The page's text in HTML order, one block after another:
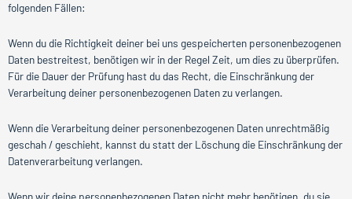
folgenden Fällen:
Wenn du die Richtigkeit deiner bei uns gespeicherten personenbezogenen
Daten bestreitest, benötigen wir in der Regel Zeit, um dies zu überprüfen.
Für die Dauer der Prüfung hast du das Recht, die Einschränkung der
Verarbeitung deiner personenbezogenen Daten zu verlangen.
Wenn die Verarbeitung deiner personenbezogenen Daten unrechtmäßig
geschah / geschieht, kannst du statt der Löschung die Einschränkung der
Datenverarbeitung verlangen.